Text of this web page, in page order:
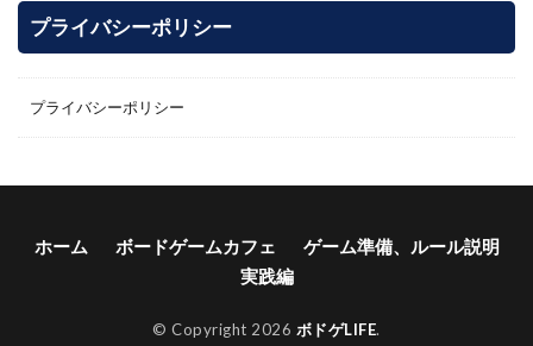
プライバシーポリシー
プライバシーポリシー
ホーム ボードゲームカフェ
ゲーム準備、ルール説明
実践編
© Copyright 2026 ボドゲLIFE.